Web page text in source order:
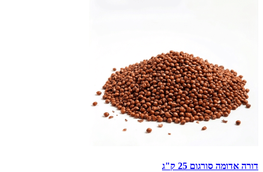
דורה אדומה סורגום 25 ק"ג